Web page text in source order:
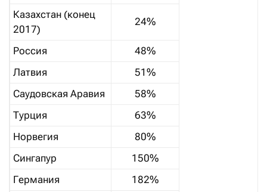
Казахстан (конец
2017)
24%
Россия
48%
Латвия
51%
Саудовская Аравия
58%
Турция
63%
Норвегия
80%
Сингапур
150%
Германия
182%